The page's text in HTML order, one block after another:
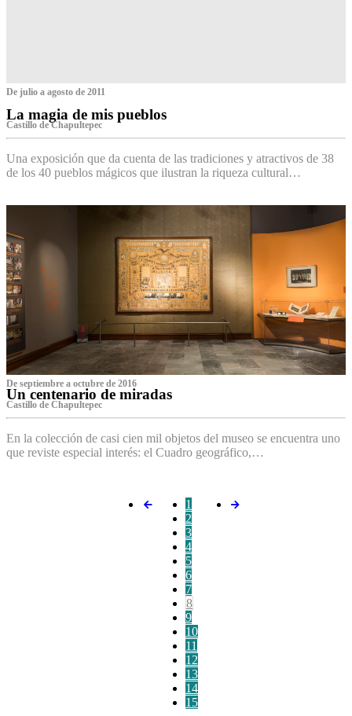
De julio a agosto de 2011
La magia de mis pueblos
Castillo de Chapultepec
Una exposición que da cuenta de las tradiciones y atractivos de 38
de los 40 pueblos mágicos que ilustran la riqueza cultural…
De septiembre a octubre de 2016
Un centenario de miradas
Castillo de Chapultepec
En la colección de casi cien mil objetos del museo se encuentra uno
que reviste especial interés: el Cuadro geográfico,…
1
2
3
4
5
6
7
8
9
10
11
12
13
14
15